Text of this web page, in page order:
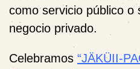
como servicio público o
negocio privado.
Celebramos “JÄKÜII-